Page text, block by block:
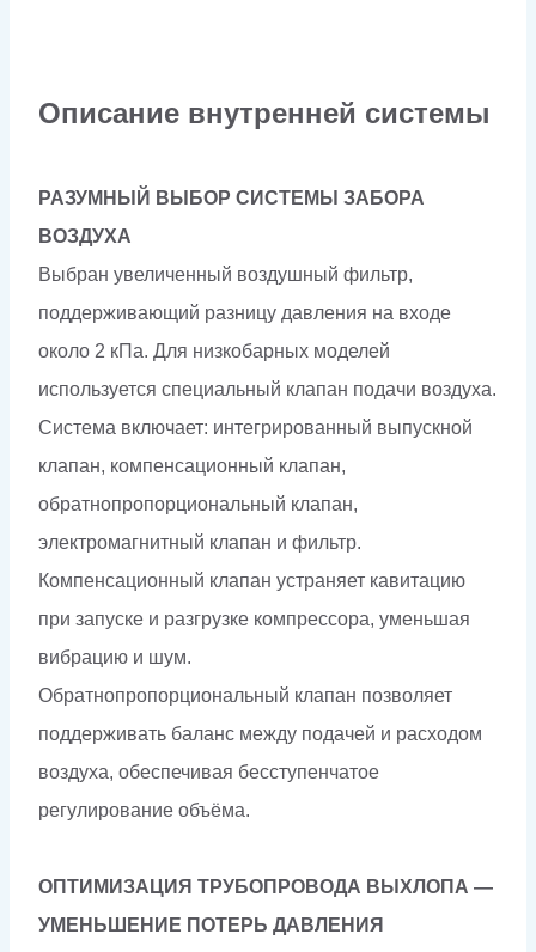
Описание внутренней системы
РАЗУМНЫЙ ВЫБОР СИСТЕМЫ ЗАБОРА
ВОЗДУХА
Выбран увеличенный воздушный фильтр,
поддерживающий разницу давления на входе
около 2 кПа. Для низкобарных моделей
используется специальный клапан подачи воздуха.
Система включает: интегрированный выпускной
клапан, компенсационный клапан,
обратнопропорциональный клапан,
электромагнитный клапан и фильтр.
Компенсационный клапан устраняет кавитацию
при запуске и разгрузке компрессора, уменьшая
вибрацию и шум.
Обратнопропорциональный клапан позволяет
поддерживать баланс между подачей и расходом
воздуха, обеспечивая бесступенчатое
регулирование объёма.
ОПТИМИЗАЦИЯ ТРУБОПРОВОДА ВЫХЛОПА —
УМЕНЬШЕНИЕ ПОТЕРЬ ДАВЛЕНИЯ